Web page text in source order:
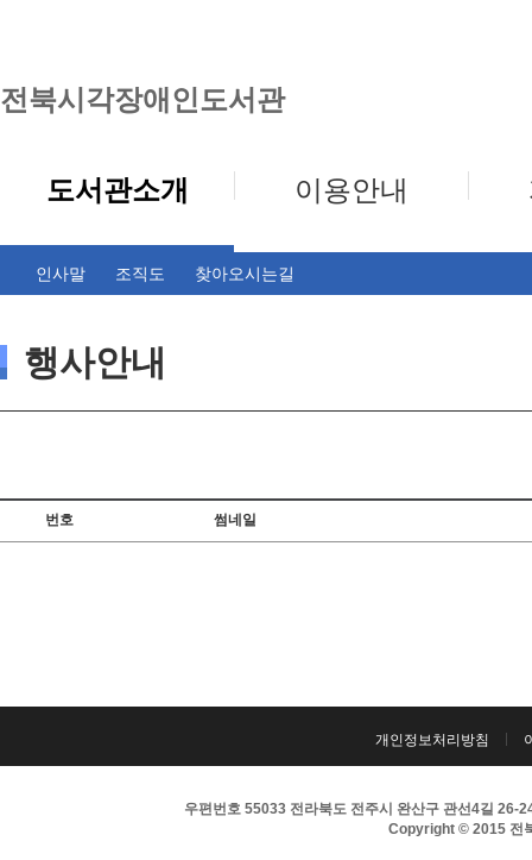
전북시각장애인도서관
도서관소개
인사말 조직도 찾아오시는길
이용안내
행사안내
번호 썸네일
개인정보처리방침
우편번호 55033 전라북도 전주시 완산구 관선4길
Copyright © 2015 전